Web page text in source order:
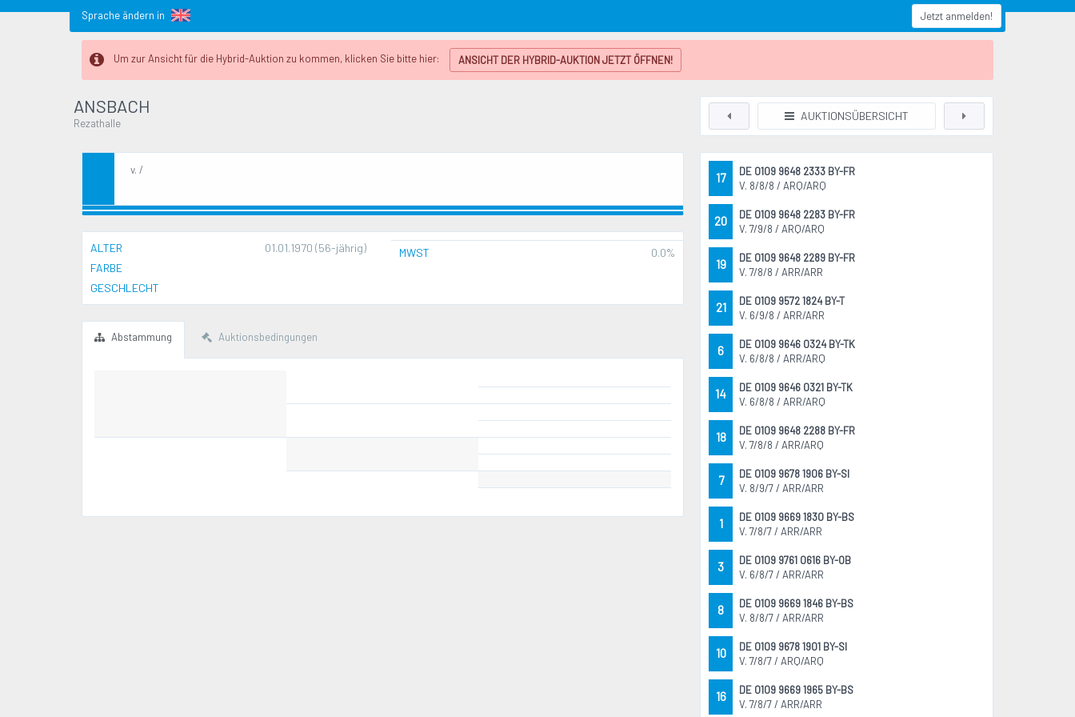
Sprache ändern in Jetzt anmelden!
Um zur Ansicht für die Hybrid-Auktion zu kommen, klicken Sie bitte hier: ANSICHT DER HYBRID-AUKTION JETZT ÖFFNEN!
ANSBACH
Rezathalle
AUKTIONSÜBERSICHT
v. /
ALTER
01.01.1970 (56-jährig)
FARBE
GESCHLECHT
MWST 0.0%
Abstammung Auktionsbedingungen
17
DE 0109 9648 2333 BY-FR
V. 8/8/8 / ARQ/ARQ
20
DE 0109 9648 2283 BY-FR
V. 7/9/8 / ARQ/ARQ
19
DE 0109 9648 2289 BY-FR
V. 7/8/8 / ARR/ARR
21
DE 0109 9572 1824 BY-T
V. 6/9/8 / ARR/ARR
6
DE 0109 9646 0324 BY-TK
V. 6/8/8 / ARR/ARQ
14
DE 0109 9646 0321 BY-TK
V. 6/8/8 / ARR/ARQ
18
DE 0109 9648 2288 BY-FR
V. 7/8/8 / ARR/ARQ
7
DE 0109 9678 1906 BY-SI
V. 8/9/7 / ARR/ARR
1
DE 0109 9669 1830 BY-BS
V. 7/8/7 / ARR/ARR
3
DE 0109 9761 0616 BY-OB
V. 6/8/7 / ARR/ARR
8
DE 0109 9669 1846 BY-BS
V. 8/8/7 / ARR/ARR
10
DE 0109 9678 1901 BY-SI
V. 7/8/7 / ARQ/ARQ
16
DE 0109 9669 1965 BY-BS
V. 7/8/7 / ARR/ARR